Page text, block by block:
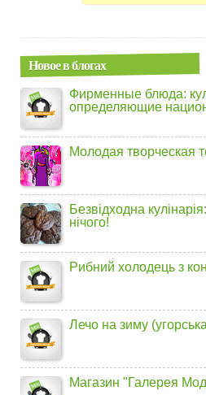
Новое в блогах
Фирменные блюда:
определяющие
Молодая творческая
Безвідходна
нічого!
Рибний холодець з
Лечо на зиму
Магазин "Галерея